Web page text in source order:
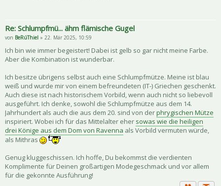
Re: Schlumpfmü... ähm flämische Gugel
von BeRúThiel » 22. Mär 2025, 10:59
Ich bin wie immer begeistert! Dabei ist gelb so gar nicht meine Farbe.
Aber die Kombination ist wunderbar.
Ich besitze übrigens selbst auch eine Schlumpfmütze. Meine ist blau
weiß und wurde mir von einem befreundeten (IT-) Griechen geschenkt.
Auch diese ist nach historischem Vorbild, wenn auch nicht so liebevoll
ausgeführt. Ich denke, sowohl die Schlumpfmütze aus dem 14.
Jahrhundert als auch die aus dem 20. sind von derphrygischen Mütze
inspiriert. Wobei ich für das Mittelalter eher sowas wie die heiligen
drei Könige aus dem Dom von Ravenna als Vorbild vermuten würde,
als Mithras
Genug kluggeschissen. Ich hoffe, Du bekommst die verdienten
Komplimente für Deinen großartigen Modegeschmack und vor allem
für die gekonnte Ausführung!